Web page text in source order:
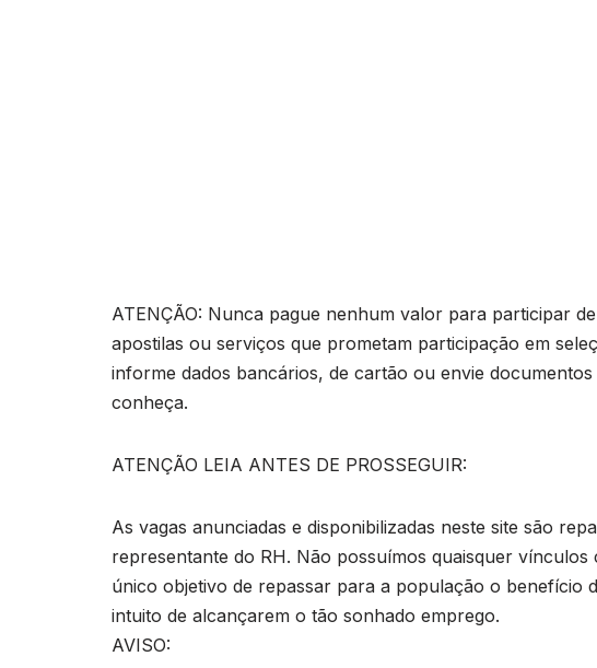
ATENÇÃO: Nunca pague nenhum valor para participar
apostilas ou serviços que prometam participação em
informe dados bancários, de cartão ou envie
conheça.
ATENÇÃO LEIA ANTES DE PROSSEGUIR:
As vagas anunciadas e disponibilizadas neste site são
representante do RH. Não possuímos quaisquer
único objetivo de repassar para a população o benefício
intuito de alcançarem o tão sonhado emprego.
AVISO: